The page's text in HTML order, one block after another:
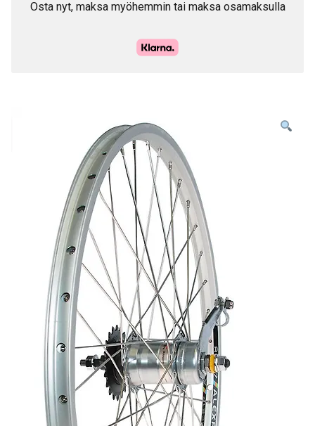
Osta nyt, maksa myöhemmin tai maksa osamaksulla